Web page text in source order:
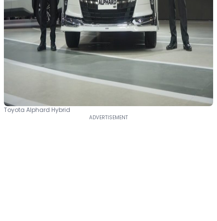
Toyota Alphard Hybrid